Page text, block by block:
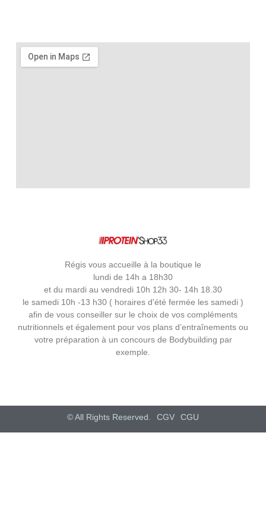
Régis vous accueille à la boutique le
lundi de 14h a 18h30
et du mardi au vendredi 10h 12h 30- 14h 18.30
le samedi 10h -13 h30 ( horaires d'été fermée les samedi )
afin de vous conseiller sur le choix de vos compléments
nutritionnels et également pour vos plans d’entraînements ou
votre préparation à un concours de Bodybuilding par
exemple.
© All Rights Reserved. CGV CGU